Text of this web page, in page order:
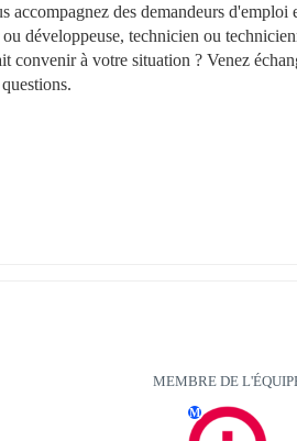
accompagnez des demandeurs
développeuse, technicien ou
convenir à votre situation ? Venez
MEMBRE DE
M